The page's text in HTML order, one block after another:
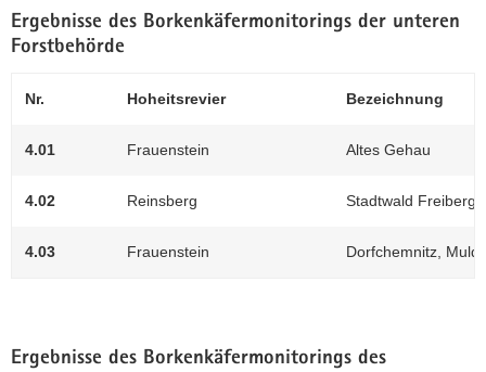
Landkreis
Chemnitz
(Herausgeber:
Sachsenforst;
TK
Genehmigung
2014)
Ergebnisse des Borkenkäfermonitorings der unteren
Forstbehörde
Nr. Hoheitsrevier Bezeichnung
4.01 Frauenstein Altes Gehau
4.02 Reinsberg Stadtwald Freiberg
4.03 Frauenstein Dorfchemnitz,
Ergebnisse des Borkenkäfermonitorings des